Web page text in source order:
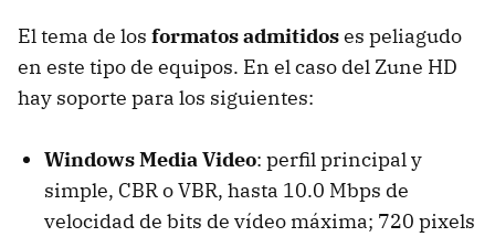
El tema de los formatos admitidoses peliagudo
en este tipo de equipos. En el caso del Zune HD
hay soporte para los siguientes:
Windows Media Video: perfil principal y
simple, CBRoVBR, hasta 10.0 Mbps de
velocidad de bits de vídeo máxima; 720 pixels